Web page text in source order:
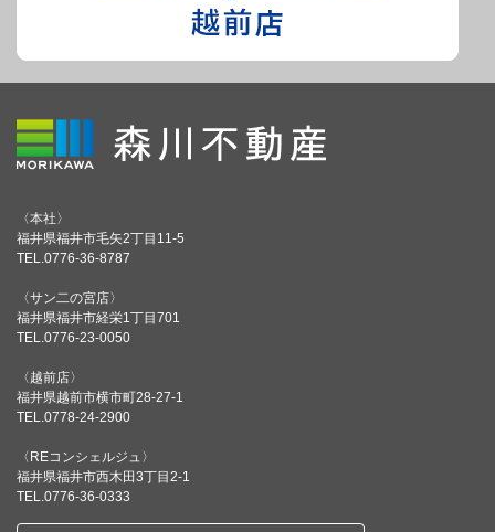
〈本社〉
福井県福井市毛矢2丁目11-5
TEL.0776-36-8787
〈サン二の宮店〉
福井県福井市経栄1丁目701
TEL.0776-23-0050
〈越前店〉
福井県越前市横市町28-27-1
TEL.0778-24-2900
〈REコンシェルジュ〉
福井県福井市西木田3丁目2-1
TEL.0776-36-0333